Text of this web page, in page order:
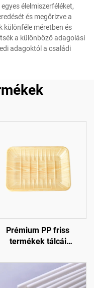
élelmiszerféléket,
és megőrizve a
különféle méretben és
a különböző adagolási
adagoktól a családi
Prémium PP friss
termékek tálcái
zöldségeknek és
húsoknak